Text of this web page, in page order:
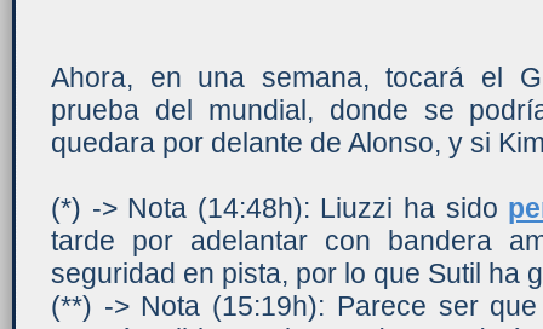
Ahora, en una semana, tocará el
prueba del mundial, donde se
quedara por delante de Alonso, y si
(*) -> Nota (14:48h): Liuzzi ha sido
tarde por adelantar con bandera
seguridad en pista, por lo que Sutil ha
(**) -> Nota (15:19h): Parece ser